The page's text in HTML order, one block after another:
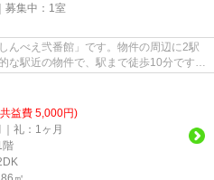
集中： 1室
んべえ弐番館」です。物件の周辺に2駅
な駅近の物件で、駅まで徒歩10分です。
益費 5,000円)
礼：1ヶ月
階